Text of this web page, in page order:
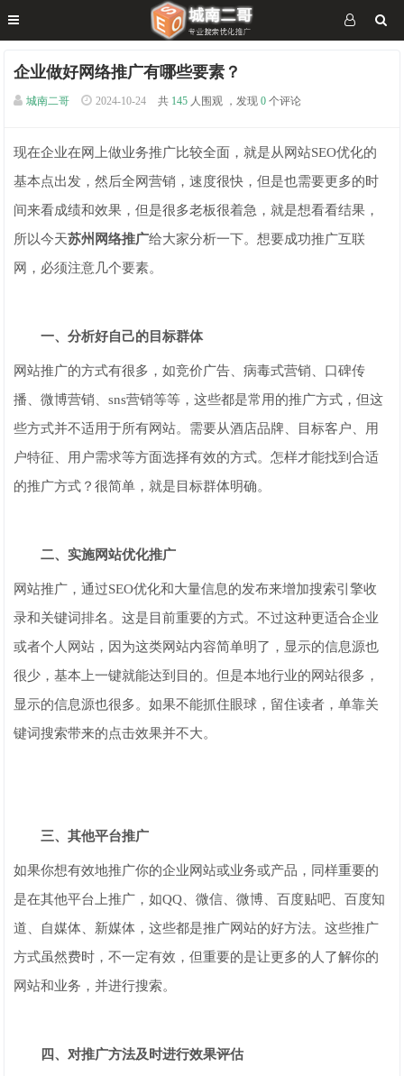
企业做好网络推广有哪些要素？
城南二哥 2024-10-24 共 145 人围观 ，发现 0 个评论
现在企业在网上做业务推广比较全面，就是从网站SEO优化的
基本点出发，然后全网营销，速度很快，但是也需要更多的时
间来看成绩和效果，但是很多老板很着急，就是想看看结果，
所以今天苏州网络推广给大家分析一下。想要成功推广互联
网，必须注意几个要素。
一、分析好自己的目标群体
网站推广的方式有很多，如竞价广告、病毒式营销、口碑传
播、微博营销、sns营销等等，这些都是常用的推广方式，但这
些方式并不适用于所有网站。需要从酒店品牌、目标客户、用
户特征、用户需求等方面选择有效的方式。怎样才能找到合适
的推广方式？很简单，就是目标群体明确。
二、实施网站优化推广
网站推广，通过SEO优化和大量信息的发布来增加搜索引擎收
录和关键词排名。这是目前重要的方式。不过这种更适合企业
或者个人网站，因为这类网站内容简单明了，显示的信息源也
很少，基本上一键就能达到目的。但是本地行业的网站很多，
显示的信息源也很多。如果不能抓住眼球，留住读者，单靠关
键词搜索带来的点击效果并不大。
三、其他平台推广
如果你想有效地推广你的企业网站或业务或产品，同样重要的
是在其他平台上推广，如QQ、微信、微博、百度贴吧、百度知
道、自媒体、新媒体，这些都是推广网站的好方法。这些推广
方式虽然费时，不一定有效，但重要的是让更多的人了解你的
网站和业务，并进行搜索。
四、对推广方法及时进行效果评估